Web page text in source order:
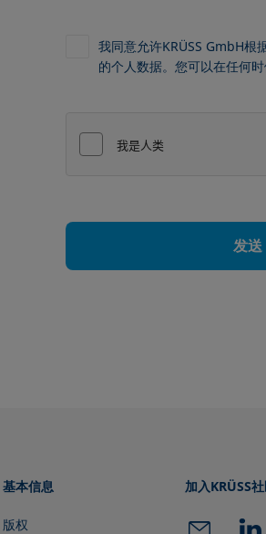
我同意允许KRÜSS GmbH根
的个人数据。您可以在任何
发送
基本信息
版权
加入KRÜSS